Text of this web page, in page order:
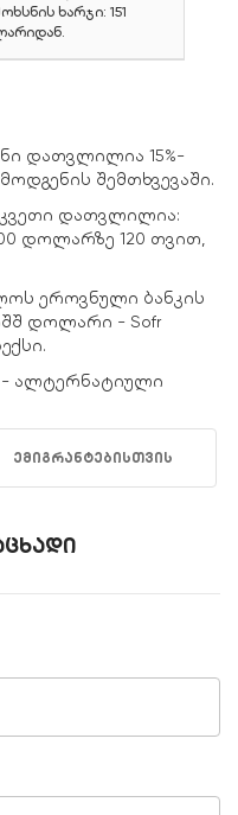
ხარჯი: 151
დათვლილია 15%-
შემთხვევაში.
დათვლილია:
დოლარზე 120 თვით,
ეროვნული ბანკის
დოლარი - Sofr
- ალტერნატიული
ემიგრანტებისთვის